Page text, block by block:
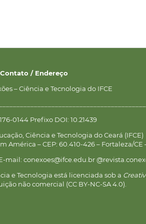
Contato / Endereço
– Ciência e Tecnologia do IFCE
0144 Prefixo DOI: 10.21439
Ciência e Tecnologia do Ceará (IFCE)
América – CEP: 60.410-426 – Fortaleza/CE
mail: conexoes@ifce.edu.br
e Tecnologia está licenciada sob a
não comercial (CC BY-NC-SA 4.0).